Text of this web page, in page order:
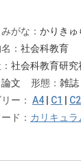
がな： かりき
： 社会科教育
社会科教育研究
論文 形態： 雑
ー： A4 | C1 | C2
ド： カリキュラ